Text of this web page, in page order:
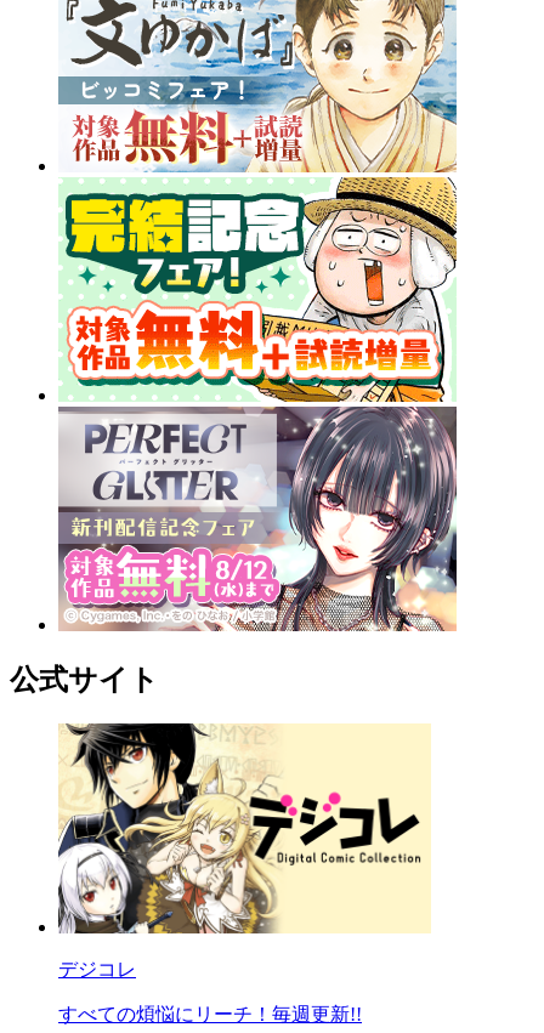
公式サイト
デジコレ
すべての煩悩にリーチ！毎週更新!!